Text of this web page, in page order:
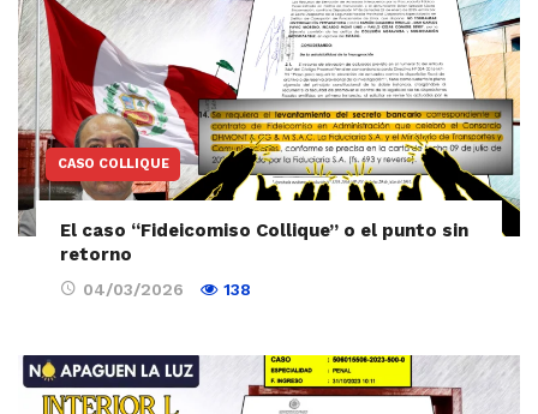
CASO COLLIQUE
El caso “Fideicomiso Collique” o el punto sin
retorno
04/03/2026 138